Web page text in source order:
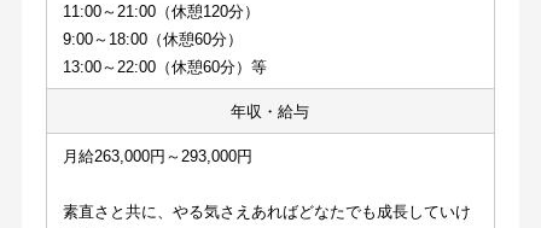
11:00～21:00（休憩120分）
9:00～18:00（休憩60分）
13:00～22:00（休憩60分）等
年収・給与
月給263,000円～293,000円
素直さと共に、やる気さえあればどなたでも成長していけ